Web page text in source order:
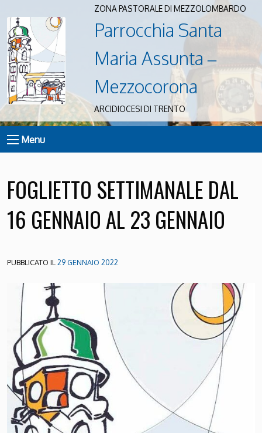
ZONA PASTORALE DI MEZZOLOMBARDO
Parrocchia Santa
Maria Assunta –
Mezzocorona
ARCIDIOCESI DI TRENTO
Menu
FOGLIETTO SETTIMANALE DAL
16 GENNAIO AL 23 GENNAIO
PUBBLICATO IL29 GENNAIO 2022